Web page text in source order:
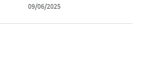
09/06/2025